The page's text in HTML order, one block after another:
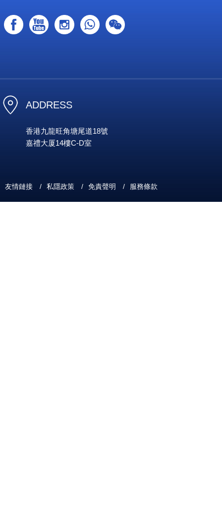
ADDRESS
香港九龍旺角塘尾道18號
嘉禮大厦14樓C-D室
友情鏈接 / 私隱政策 / 免責聲明 / 服務條款